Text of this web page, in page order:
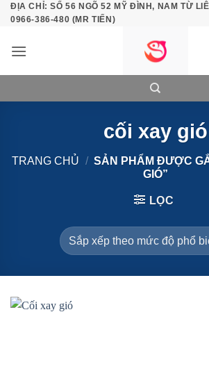
Bỏ
qua
dung
ĐỊA CHỈ: SỐ 56 NGÕ 52 MỸ ĐÌNH, NAM TỪ
0966-386-480 (MR TIẾN)
cối xay gió
TRANG CHỦ / SẢN PHẨM ĐƯỢC
GIÓ”
LỌC